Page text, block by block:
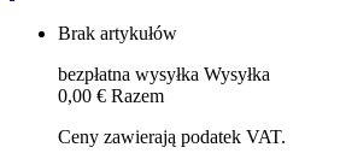
Brak artykułów
bezpłatna wysyłka Wysyłka
0,00 € Razem
Ceny zawierają podatek VAT.